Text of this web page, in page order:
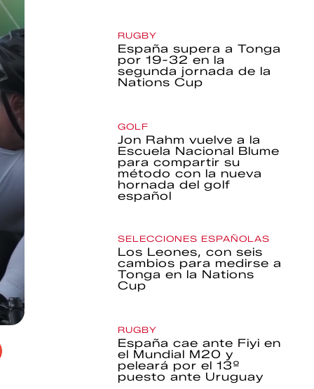
RUGBY
España supera a Tonga
por 19-32 en la
segunda jornada de la
Nations Cup
GOLF
Jon Rahm vuelve a la
Escuela Nacional Blume
para compartir su
método con la nueva
hornada del golf
español
SELECCIONES ESPAÑOLAS
Los Leones, con seis
cambios para medirse a
Tonga en la Nations
Cup
RUGBY
España cae ante Fiyi en
el Mundial M20 y
peleará por el 13º
puesto ante Uruguay